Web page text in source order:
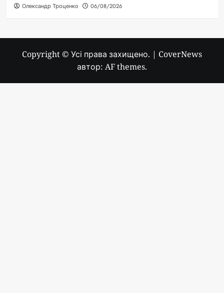
Олександр Троценко 06/08/2026
Copyright © Усі права захищено. | CoverNews
автор: AF themes.